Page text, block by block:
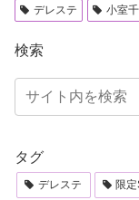
デレステ 小室
検索
タグ
デレステ 限